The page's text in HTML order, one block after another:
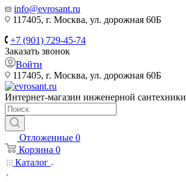
info@evrosant.ru
117405, г. Москва, ул. дорожная 60Б
+7 (901) 729-45-74
Заказать звонок
Войти
117405, г. Москва, ул. дорожная 60Б
Интернет-магазин инженерной сантехники
Отложенные 0
Корзина 0
Каталог